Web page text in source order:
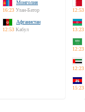
Монголия
16:23 Улан-Батор
Афганистан
12:53 Кабул
12:53
13:23
12:23
12:23
15:23